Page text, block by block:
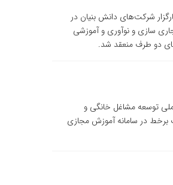
شرکت‌های دانش بنیان در
سازی و نوآوری و آموزشی
دو طرف منعقد شد.
ملی توسعه مشاغل خانگی و
قم روز سه شنبه ۱۱ خرداد ماه به صورت برخط در سامانه آموزش مجازی